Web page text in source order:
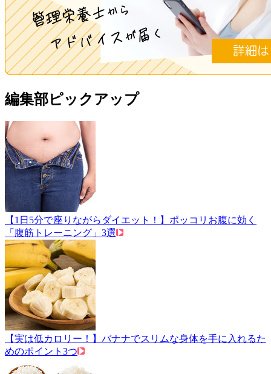
編集部ピックアップ
【1日5分で座りながらダイエット！】ポッコリお腹に効く
「腹筋トレーニング」3選
【実は低カロリー！】バナナでスリムな身体を手に入れるた
めのポイント3つ